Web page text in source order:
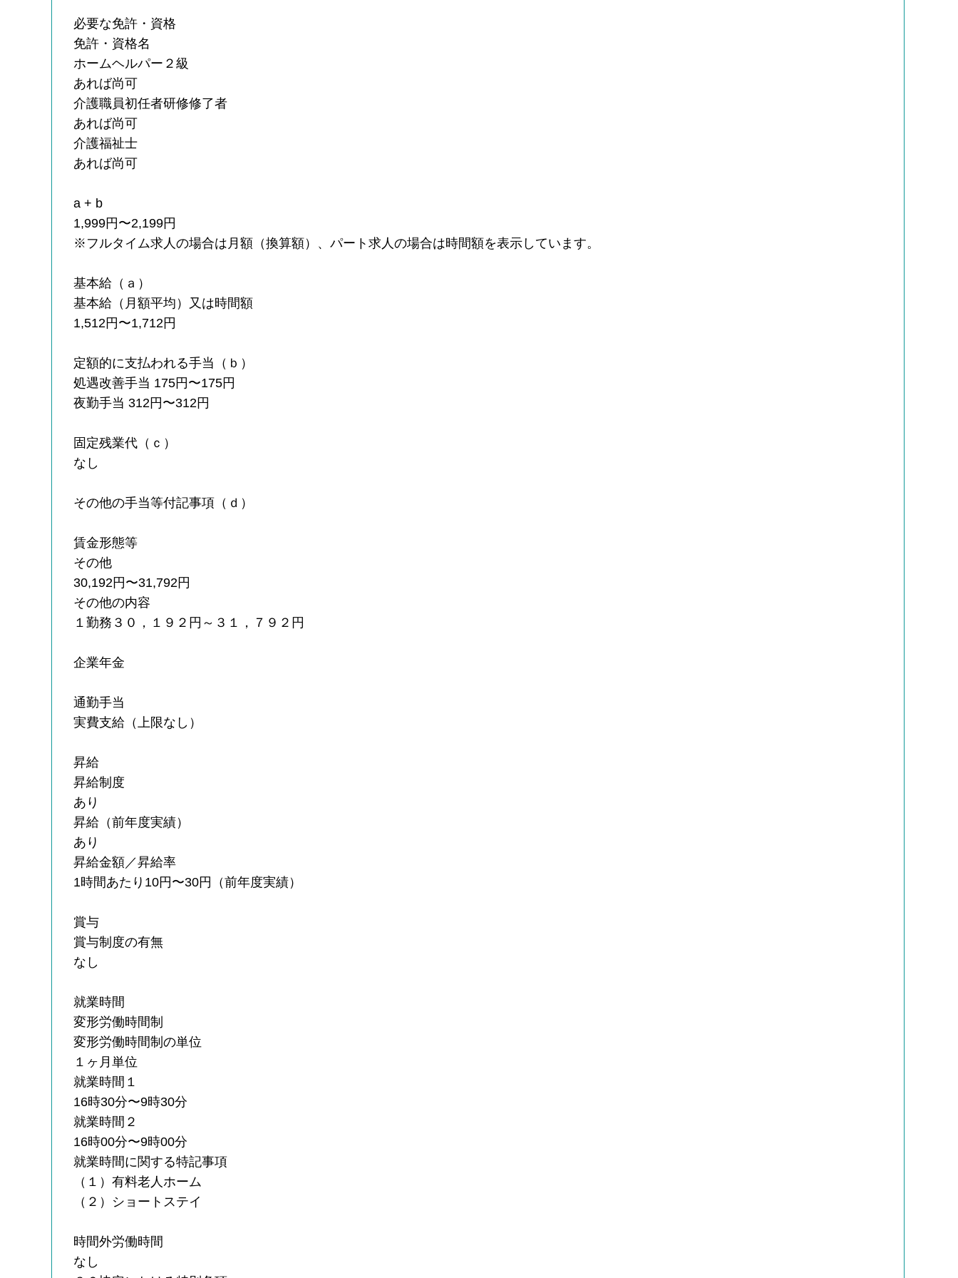
必要な免許・資格
免許・資格名
ホームヘルパー２級
あれば尚可
介護職員初任者研修修了者
あれば尚可
介護福祉士
あれば尚可
a + b
1,999円〜2,199円
※フルタイム求人の場合は月額（換算額）、パート求人の場合は時間額を表示しています。
基本給（ａ）
基本給（月額平均）又は時間額
1,512円〜1,712円
定額的に支払われる手当（ｂ）
処遇改善手当 175円〜175円
夜勤手当 312円〜312円
固定残業代（ｃ）
なし
その他の手当等付記事項（ｄ）
賃金形態等
その他
30,192円〜31,792円
その他の内容
１勤務３０，１９２円～３１，７９２円
企業年金
通勤手当
実費支給（上限なし）
昇給
昇給制度
あり
昇給（前年度実績）
あり
昇給金額／昇給率
1時間あたり10円〜30円（前年度実績）
賞与
賞与制度の有無
なし
就業時間
変形労働時間制
変形労働時間制の単位
１ヶ月単位
就業時間１
16時30分〜9時30分
就業時間２
16時00分〜9時00分
就業時間に関する特記事項
（１）有料老人ホーム
（２）ショートステイ
時間外労働時間
なし